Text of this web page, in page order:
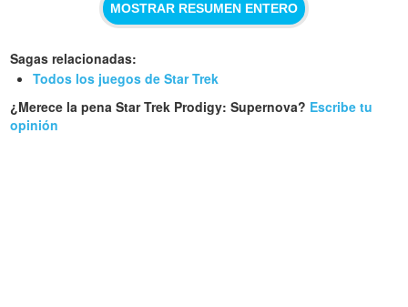
MOSTRAR RESUMEN ENTERO
Sagas relacionadas:
Todos los juegos de Star Trek
¿Merece la pena Star Trek Prodigy: Supernova? Escribe tu
opinión